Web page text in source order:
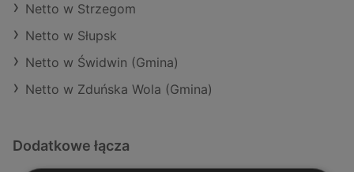
Netto w Strzegom
Netto w Słupsk
Netto w Świdwin (Gmina)
Netto w Zduńska Wola (Gmina)
Dodatkowe łącza